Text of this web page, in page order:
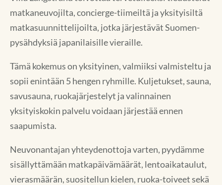
matkaneuvojilta, concierge-tiimeiltä ja yksityisiltä
matkasuunnittelijoilta, jotka järjestävät Suomen-
pysähdyksiä japanilaisille vieraille.
Tämä kokemus on yksityinen, valmiiksi valmisteltu ja
sopii enintään 5 hengen ryhmille. Kuljetukset, sauna,
savusauna, ruokajärjestelyt ja valinnainen
yksityiskokin palvelu voidaan järjestää ennen
saapumista.
Neuvonantajan yhteydenottoja varten, pyydämme
sisällyttämään matkapäivämäärät, lentoaikataulut,
vierasmäärän, suositellun kielen, ruoka-toiveet sekä